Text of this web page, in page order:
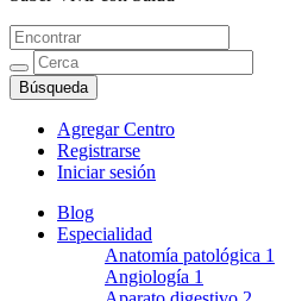
Agregar Centro
Registrarse
Iniciar sesión
Blog
Especialidad
Anatomía patológica 1
Angiología 1